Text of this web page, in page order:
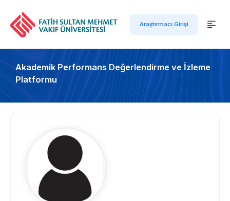
Araştırmacı Girişi
Akademik Performans Değerlendirme ve İzleme
Platformu